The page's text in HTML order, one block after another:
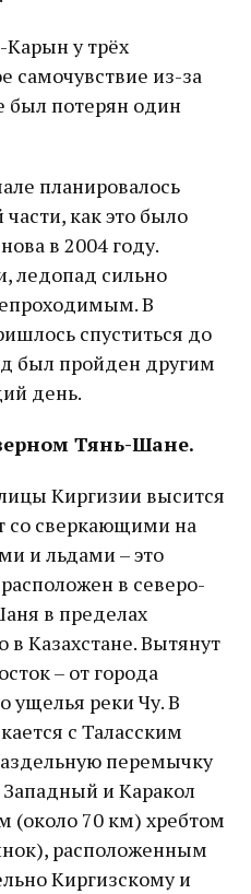
у трёх
самочувствие из-за
был потерян один
планировалось
как это было
в 2004 году.
ледопад сильно
В
спуститься до
был пройден другим
день.
Тянь-Шане.
Киргизии высится
со сверкающими на
и льдами – это
в северо-
в пределах
в Казахстане. Вытянут
– от города
ущелья реки Чу. В
с Таласским
перемычку
и Каракол
(около 70 км) хребтом
расположенным
Киргизскому и